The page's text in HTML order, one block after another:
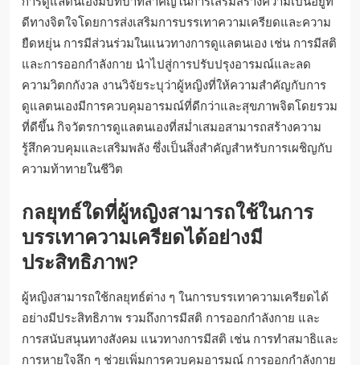
ดีทางจิตใจโดยการส่งเสริมการบรรเทาความเครียดและความ
ยืดหยุ่น การมีส่วนร่วมในแนวทางการดูแลตนเอง เช่น การมีสติ
และการออกกำลังกาย นำไปสู่การปรับปรุงอารมณ์และลด
ความวิตกกังวล งานวิจัยระบุว่าผู้หญิงที่ให้ความสำคัญกับการ
ดูแลตนเองมีการควบคุมอารมณ์ที่ดีกว่าและสุขภาพจิตโดยรวม
ที่ดีขึ้น กิจวัตรการดูแลตนเองที่สม่ำเสมอสามารถสร้างความ
รู้สึกควบคุมและเสริมพลัง ซึ่งเป็นสิ่งสำคัญสำหรับการเผชิญกับ
ความท้าทายในชีวิต
กลยุทธ์ใดที่ผู้หญิงสามารถใช้ในการ
บรรเทาความเครียดได้อย่างมี
ประสิทธิภาพ?
ผู้หญิงสามารถใช้กลยุทธ์ต่าง ๆ ในการบรรเทาความเครียดได้
อย่างมีประสิทธิภาพ รวมถึงการมีสติ การออกกำลังกาย และ
การสนับสนุนทางสังคม แนวทางการมีสติ เช่น การทำสมาธิและ
การหายใจลึก ๆ ช่วยเพิ่มการควบคุมอารมณ์ การออกกำลังกาย